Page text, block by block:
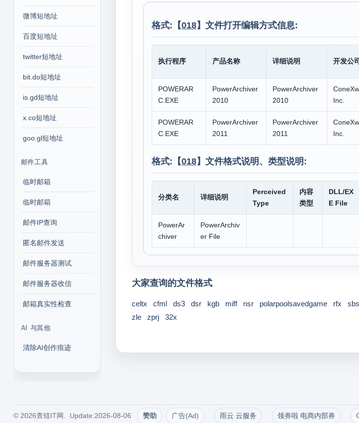
微博短地址
百度短地址
twitter短地址
bit.do短地址
is.gd短地址
x.co短地址
goo.gl短地址
邮件工具
临时邮箱
临时邮箱
邮件IP查询
匿名邮件发送
邮件服务器测试
邮件服务器收信
邮箱真实性检查
AI 与其他
清除AI创作痕迹
格式:【018】文件打开编辑方式信息:
执行程序 产品名称 详细说明 开发公司
POWERAR
C.EXE
PowerArchiver
2010
PowerArchiver
2010
Inc.
POWERAR
C.EXE
PowerArchiver
2011
PowerArchiver
2011
Inc.
格式:【018】文件格式说明、类型说明:
分类名 详细说明
Perceived
Type
内容
类型
DLL/EX
E File
PowerAr
chiver
PowerArchiv
er File
大家查询的文件格式
celtx cfml ds3 dsr kgb miff nsr polarpoolsavedgame rfx sbs
zle
zprj 32x
© 2026查错IT网. Update:2026-08-06 赞助 广告(Ad) 雨云 云服务 领券啦 电商内部券